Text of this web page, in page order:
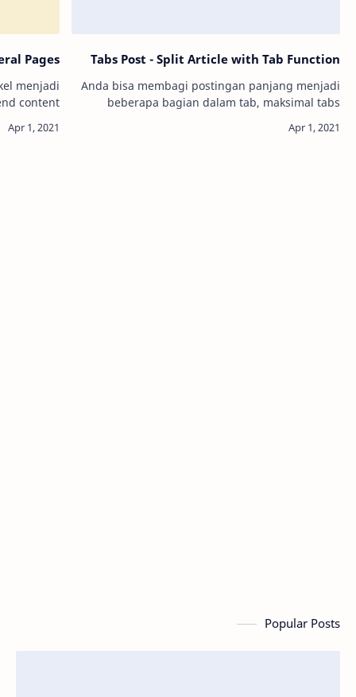
Tabs Post - Split Article with Tab Function
Anda bisa membagi postingan panjang menjadi
beberapa bagian dalam tab, maksimal tabs
Pages
menjadi
Popular Posts